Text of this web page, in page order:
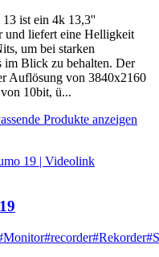
ist ein 4k 13,3''
und liefert eine Helligkeit
um bei starken
im Blick zu behalten. Der
Auflösung von 3840x2160
10bit, ü...
Produkte anzeigen
#recorder#Rekorder